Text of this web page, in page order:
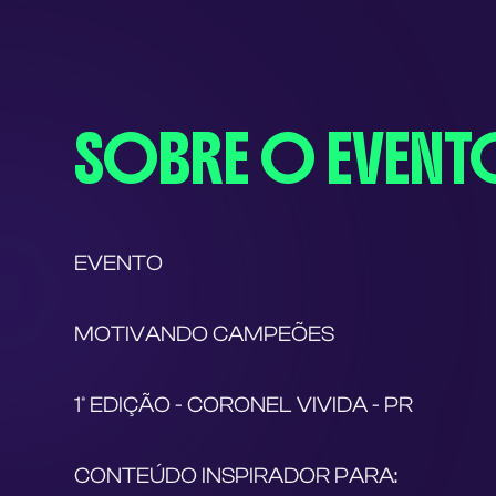
SOBRE O
EVENTO
MOTIVANDO CAMPEÕES
1ª EDIÇÃO - CORONEL VIVIDA - PR
CONTEÚDO INSPIRADOR PARA: